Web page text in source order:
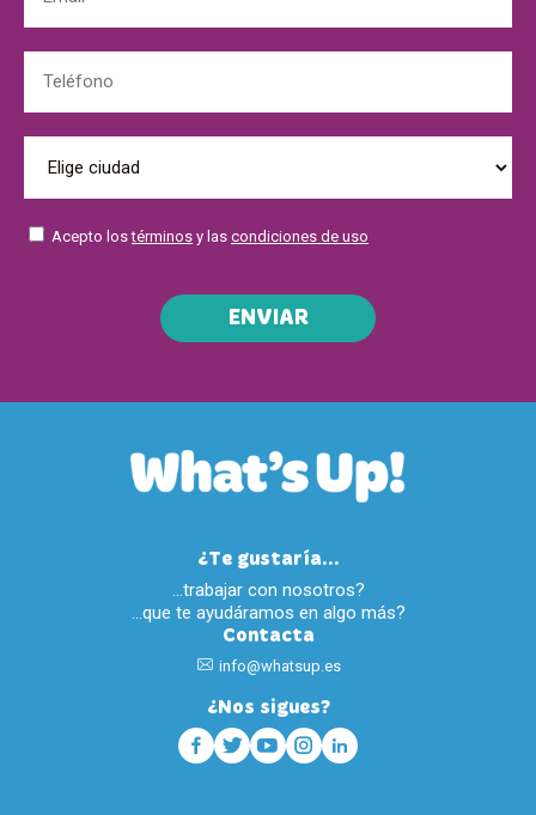
Acepto lostérminos y las condiciones de uso
ENVIAR
¿Te gustaría...
…trabajar con nosotros?
…que te ayudáramos en algo más?
Contacta
info@whatsup.es
¿Nos sigues?